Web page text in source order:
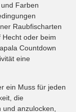
Farben
Raubfischarten
oder beim
Countdown
eine
ein Muss für jeden
die
anzulocken,